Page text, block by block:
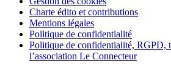
Charte édito et contributions
Mentions légales
Politique de confidentialité
Politique de confidentialité, RGPD,
l’association Le Connecteur